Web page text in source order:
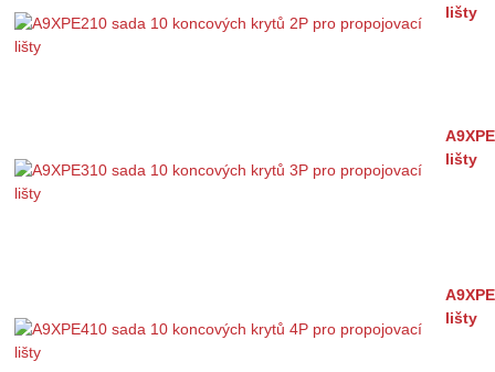
lišty
lišty
lišty